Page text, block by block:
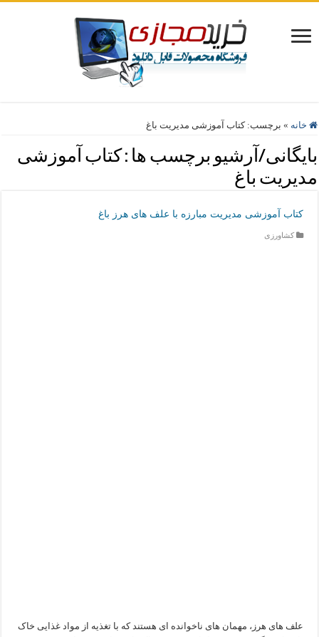
خانه » برچسب:کتاب آموزشی مدیریت باغ
بایگانی/آرشیو برچسب ها : کتاب آموزشی
مدیریت باغ
کتاب آموزشی مدیریت مبارزه با علف های هرز باغ
کشاورزی
علف های هرز، مهمان های ناخوانده ای هستند که با تغذیه از مواد غذایی خاک